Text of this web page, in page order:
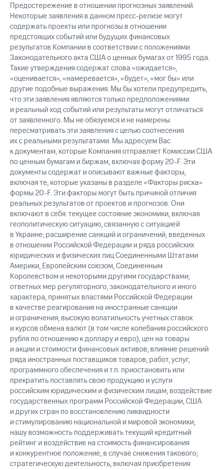
Предостережение в отношении прогнозных заявлений.
Некоторые заявления в данном пресс-релизе могут
содержать проекты или прогнозы в отношении
предстоящих событий или будущих финансовых
результатов Компании в соответствии с положениями
Законодательного акта США о ценных бумагах от 1995 года.
Такие утверждения содержат слова «ожидается»,
«оценивается», «намеревается», «будет», «мог бы» или
другие подобные выражения. Мы бы хотели предупредить,
что эти заявления являются только предположениями
и реальный ход событий или результаты могут отличаться
от заявленного. Мы не обязуемся и не намерены
пересматривать эти заявления с целью соотнесения
их с реальными результатами. Мы адресуем Вас
к документам, которые Компания отправляет Комиссии США
по ценным бумагам и биржам, включая форму 20-F. Эти
документы содержат и описывают важные факторы,
включая те, которые указаны в разделе «Факторы риска»
формы 20-F. Эти факторы могут быть причиной отличия
реальных результатов от проектов и прогнозов. Они
включают в себя: текущее состояние экономики, включая
геополитическую ситуацию, связанную с ситуацией
в Украине; расширение санкций и ограничений, введенных
в отношении Российской Федерации и ряда российских
юридических и физических лиц Соединенными Штатами
Америки, Европейским союзом, Соединенным
Королевством и некоторыми другими государствами;
ответных мер регуляторного, законодательного и иного
характера, принятых властями Российской Федерации
в качестве реагирования на иностранные санкции
и ограничения; высокую волатильность учетных ставок
и курсов обмена валют (в том числе колебания российского
рубля по отношению к доллару и евро), цен на товары
и акции и стоимости финансовых активов; влияние решений
ряда иностранных поставщиков товаров, работ, услуг,
программного обеспечения и т.п. приостановить или
прекратить поставлять свою продукцию и услуги
российским юридическим и физическим лицам; воздействие
государственных программ Российской Федерации, США
и других стран по восстановлению ликвидности
и стимулированию национальной и мировой экономики;
нашу возможность поддерживать текущий кредитный
рейтинг и воздействие на стоимость финансирования
и конкурентное положение, в случае снижения такового;
стратегическую деятельность, включая приобретения